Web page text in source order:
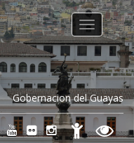
Gobernacion del Guayas
Toggle
navigation